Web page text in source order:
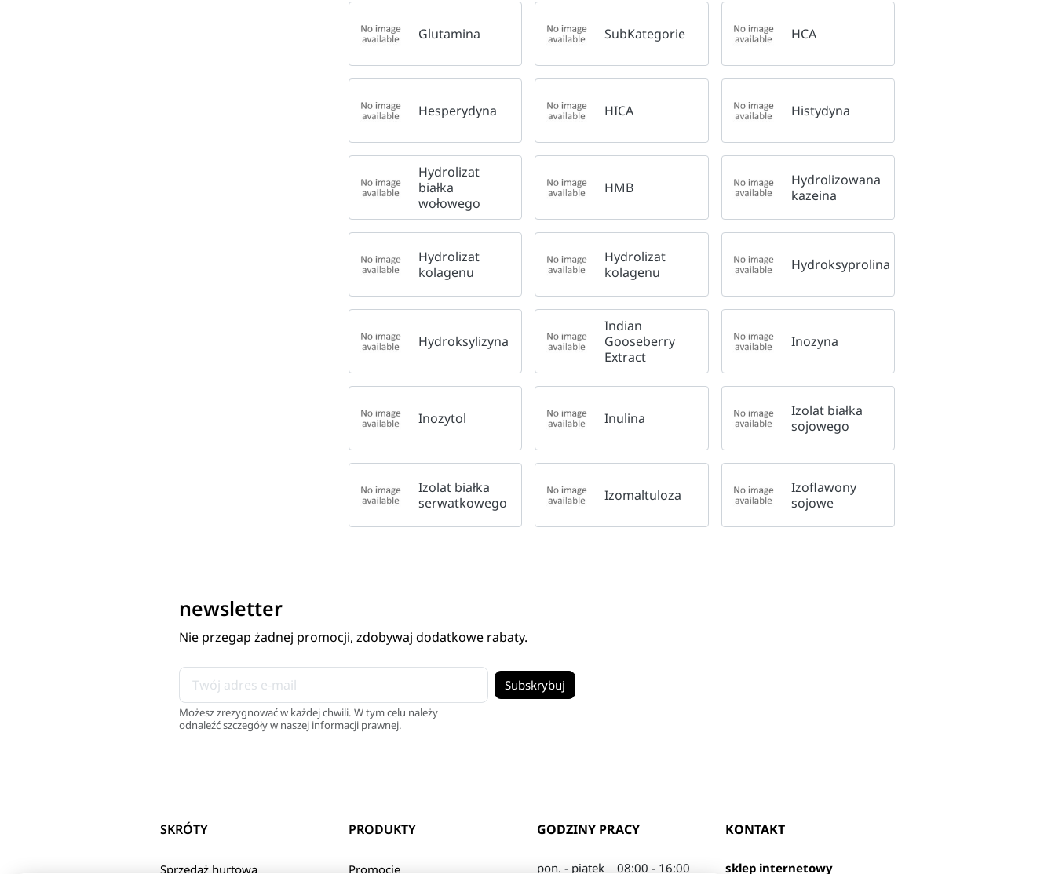
Glutamina SubKategorie HCA
Hesperydyna HICA Histydyna
Hydrolizat
białka
wołowego
HMB
Hydrolizowana
kazeina
Hydrolizat
kolagenu
Hydrolizat
kolagenu
Hydroksyprolina
Hydroksylizyna
Indian
Gooseberry
Extract
Inozyna
Inozytol Inulina
Izolat białka
sojowego
Izolat białka
serwatkowego
Izomaltuloza
Izoflawony
sojowe
newsletter
Nie przegap żadnej promocji, zdobywaj dodatkowe rabaty.
Możesz zrezygnować w każdej chwili. W tym celu należy
odnaleźć szczegóły w naszej informacji prawnej.
SKRÓTY
Sprzedaż hurtowa
PRODUKTY
Promocje
GODZINY PRACY
pon. - piątek 08:00 - 16:00
KONTAKT
sklep internetowy